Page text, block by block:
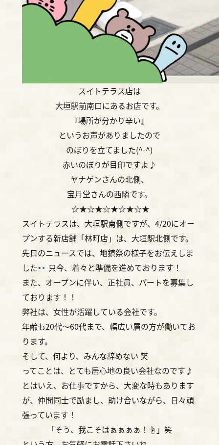
スイトテラス店は
大垣駅前南口にあるお店です。
『場所が分かり辛い』
というお声がありましたので
のぼりを立てました(^-^)
赤いのぼりが目印ですよ♪
ヤナゲンさんの北側、
宝月堂さんの西隣です。
☆★☆★☆★☆★☆★
スイトテラスは、大垣駅南側ですが、4/20にオー
プンする新店舗「林町店」は、大垣駅北側です。
先日のニュースでは、地鎮祭の様子をお伝えしま
した
只今、着々と準備を進めております！
また、オープンに伴い、正社員、パートを募集し
ております！！
弊社は、女性が活躍している会社です。
年齢も20代～60代まで、幅広い層の方が働いてお
ります。
そして、何より、みんな辞めない 笑
ってことは、とても居心地の良い会社なのです♪
とはいえ、お仕事ですから、大変な時もあります
が、仲間同士で励まし、助け合いながら、日々頑
張っています！
「そう、我こそはぁぁぁぁ！☝️」笑